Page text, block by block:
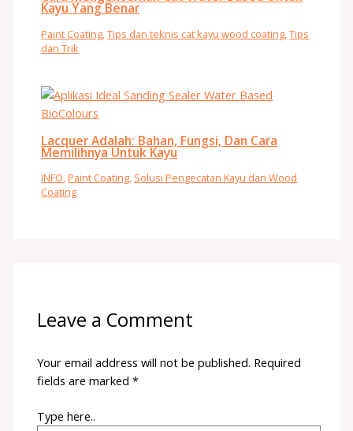
Kayu Yang Benar
Paint Coating,Tips dan teknis cat kayu wood coating,Tips
dan Trik
Lacquer Adalah: Bahan, Fungsi, Dan Cara
Memilihnya Untuk Kayu
INFO,Paint Coating, Solusi Pengecatan Kayu dan Wood
Coating
Leave a Comment
Your email address will not be published. Required
fields are marked*
Type here..